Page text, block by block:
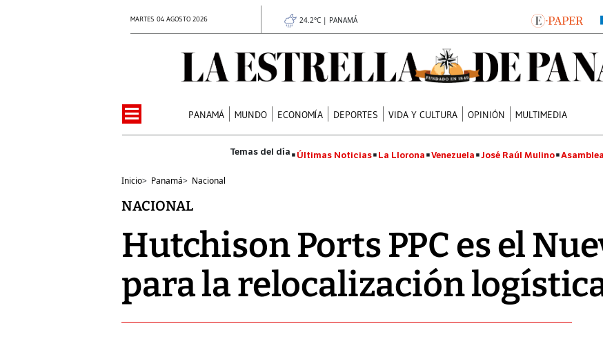
MARTES 04 AGOSTO 2026 24.2°C | PANAMÁ
PANAMÁ MUNDO ECONOMÍA DEPORTES VIDA Y CULTURA OPINIÓN MULTIMEDIA
Últimas Noticias La Llorona Venezuela José Raúl Mulino
Inicio> Panamá> Nacional
NACIONAL
Hutchison Ports PPC es el
para la relocalización